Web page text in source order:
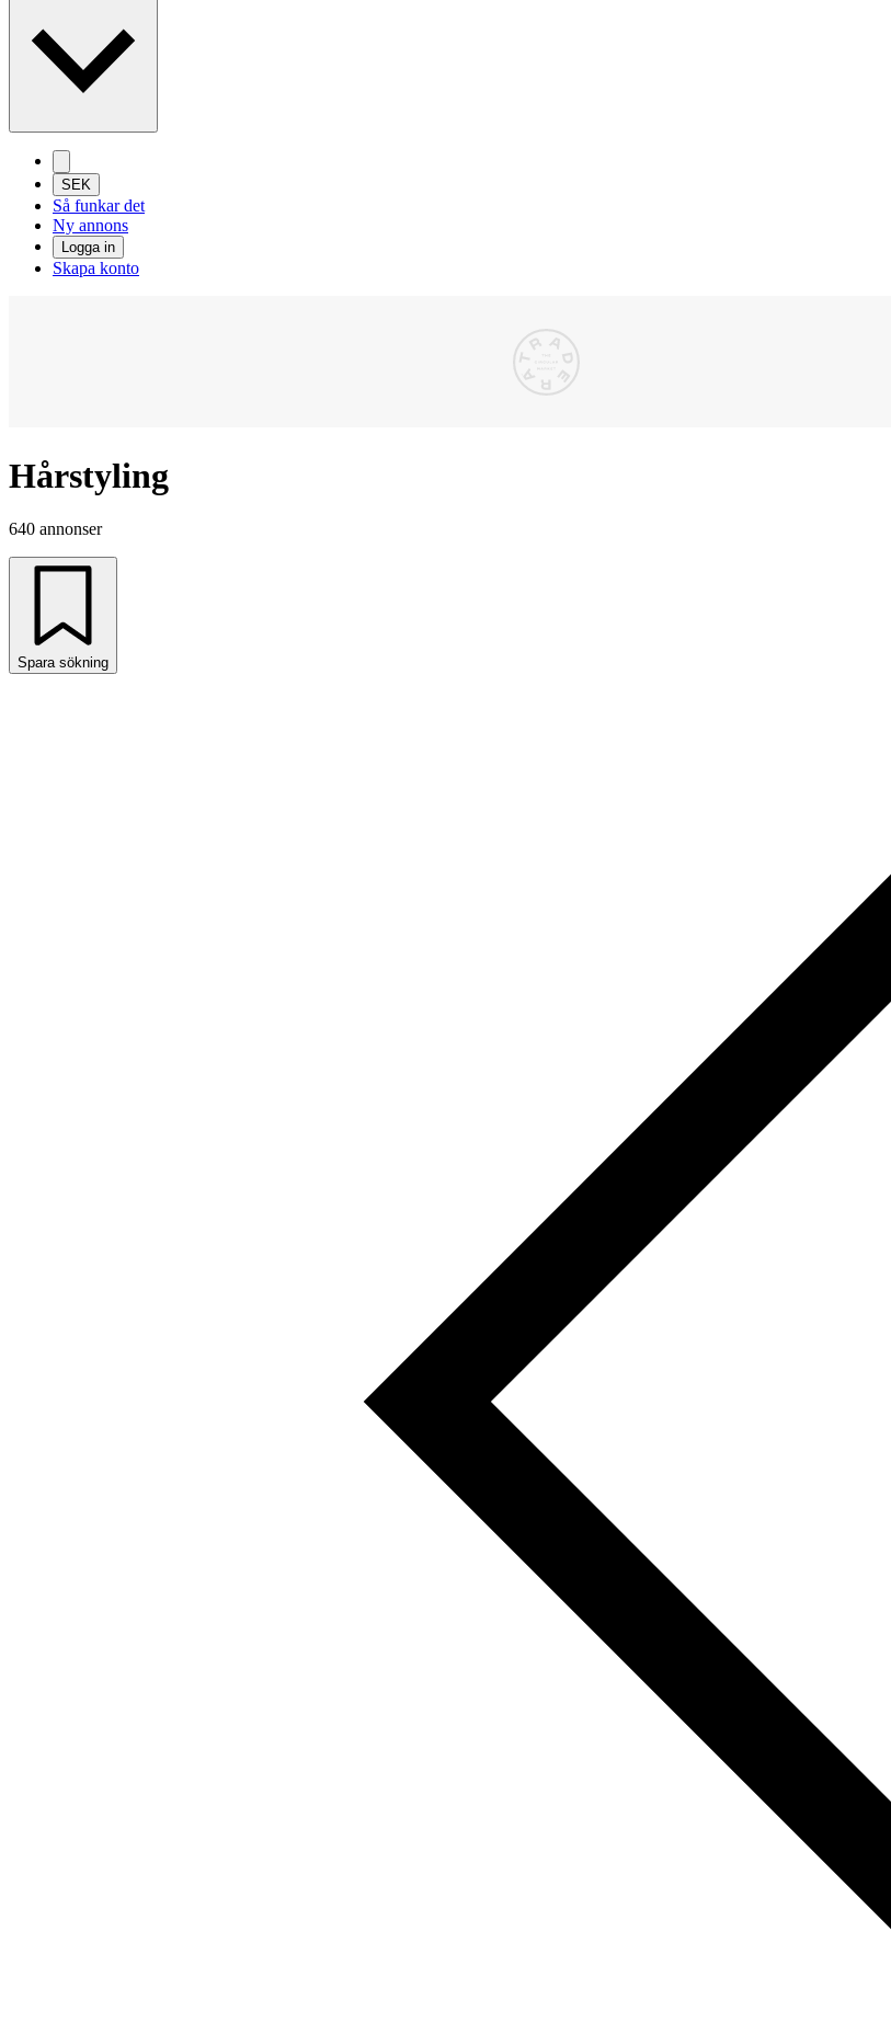
SEK
Så funkar det
Ny annons
Logga in
Skapa konto
Hårstyling
640 annonser
Spara sökning